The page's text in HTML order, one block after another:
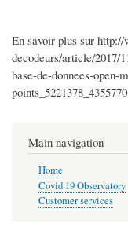
En savoir plus sur
decodeurs/article/2017/
base-de-donnees-open-
Main navigation
Home
Covid 19 Observatory
Customer services